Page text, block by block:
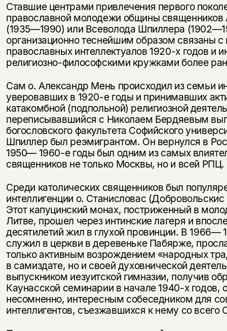
Ставшие центрами привлечения первого
православной молодежи общины
(1935—1990) или Всеволода Шпиллера
организационно теснейшим образом связаны с
православных интеллектуалов 1920-х годов и
религиозно-философскими кружками более
Сам о. Александр Мень происходил из семьи
уверовавших в 1920-е годы и принимавших
катакомбной (подпольной) религиозной
переписывавшийся с Николаем Бердяевым
богословского факультета Софийского
Шпиллер был реэмигрантом. Он вернулся в
1950— 1960-е годы был одним из самых
священников не только Москвы, но и всей РПЦ.
Среди католических священников был
интеллигенции о. Станисловас
Этот капуцинский монах, постриженный в
Литве, прошел через интинские лагеря и
десятилетий жил в глухой провинции. В 1966—
служил в церкви в деревеньке Пабярже,
только активным возрождением «народных
в самиздате, но и своей духовнической
выпускником иезуитской гимназии, получив
Каунасской семинарии в начале 1940-х годов,
несомненно, интересным собеседником для
интеллигентов, съезжавшихся к нему со всего